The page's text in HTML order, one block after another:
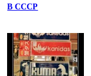
В СССР